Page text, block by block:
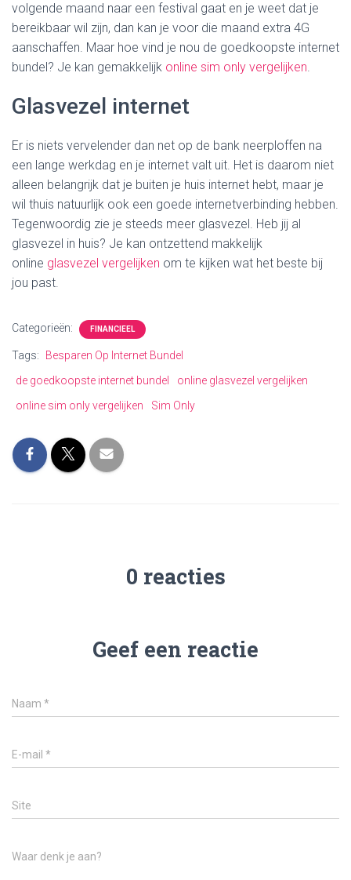
volgende maand naar een festival gaat en je weet dat je
bereikbaar wil zijn, dan kan je voor die maand extra 4G
aanschaffen. Maar hoe vind je nou de goedkoopste internet
bundel? Je kan gemakkelijk online sim only vergelijken.
Glasvezel internet
Er is niets vervelender dan net op de bank neerploffen na
een lange werkdag en je internet valt uit. Het is daarom niet
alleen belangrijk dat je buiten je huis internet hebt, maar je
wil thuis natuurlijk ook een goede internetverbinding hebben.
Tegenwoordig zie je steeds meer glasvezel. Heb jij al
glasvezel in huis? Je kan ontzettend makkelijk
online glasvezel vergelijken om te kijken wat het beste bij
jou past.
Categorieën: FINANCIEEL
Tags:
Besparen Op Internet Bundel
de goedkoopste internet bundel
online glasvezel vergelijken
online sim only vergelijken
Sim Only
0 reacties
Geef een reactie
Naam *
E-mail *
Site
Waar denk je aan?